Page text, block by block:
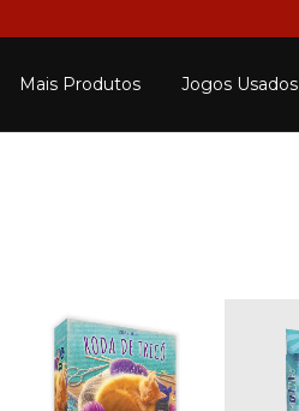
Mais Produtos Jogos Usados